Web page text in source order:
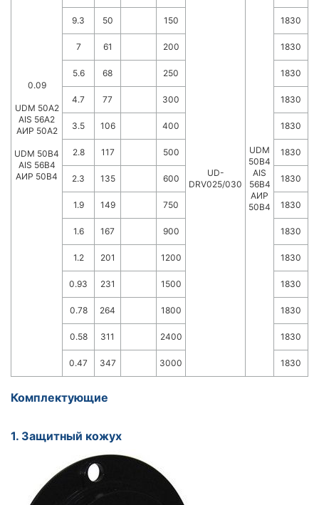
0.09
UDM 50A2
AIS 56A2
АИР 50А2
UDM 50B4
AIS 56B4
АИР 50В4
UD-
DRV025/030
UDM
50B4
AIS
56B4
АИР
50В4
9.3 50 150 1830
7 61 200 1830
5.6 68 250 1830
4.7 77 300 1830
3.5 106 400 1830
2.8 117 500 1830
2.3 135 600 1830
1.9 149 750 1830
1.6 167 900 1830
1.2 201 1200 1830
0.93 231 1500 1830
0.78 264 1800 1830
0.58 311 2400 1830
0.47 347 3000 1830
Комплектующие
1. Защитный кожух